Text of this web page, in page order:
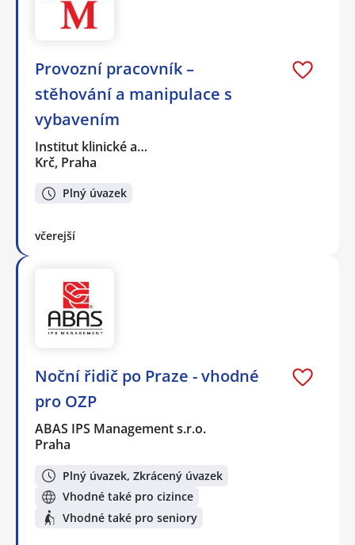
Provozní pracovník –
stěhování a manipulace s
vybavením
Institut klinické a…
Krč, Praha
Plný úvazek
včerejší
Noční řidič po Praze - vhodné
pro OZP
ABAS IPS Management s.r.o.
Praha
Plný úvazek, Zkrácený úvazek
Vhodné také pro cizince
Vhodné také pro seniory